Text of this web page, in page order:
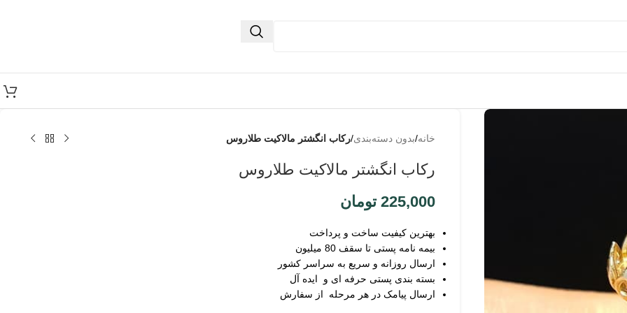
خانه/بدون دسته‌بندی/رکاب انگشتر مالاکیت طلاروس
رکاب انگشتر مالاکیت طلاروس
225,000 تومان
بهترین کیفیت ساخت و پرداخت
بیمه نامه پستی تا سقف 80 میلیون
ارسال روزانه و سریع به سراسر کشور
بسته بندی پستی حرفه ای و ایده آل
ارسال پیامک در هر مرحله از سفارش